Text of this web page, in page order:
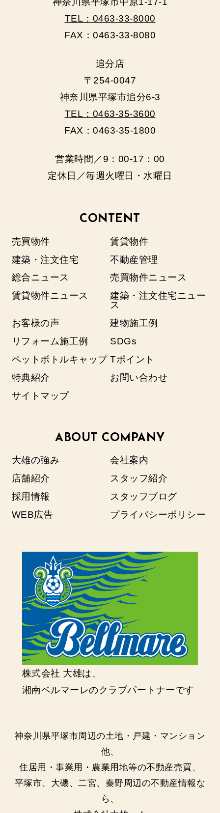
TEL：0463-33-8000
FAX：0463-33-8080
追分店
〒254-0047
神奈川県平塚市追分6-3
TEL：0463-35-3600
FAX：0463-35-1800
営業時間／9：00‐17：00
定休日／毎週火曜日・水曜日
CONTENT
売買物件
賃貸物件
建築・注文住宅
不動産管理
総合ニュース
売買物件ニュース
賃貸物件ニュース
建築・注文住宅ニュー
ス
お客様の声
建物施工例
リフォーム施工例
SDGs
ペットボトルキャップ Tポイント
特典紹介
お問い合わせ
サイトマップ
ABOUT COMPANY
大雄の強み
会社案内
店舗紹介
スタッフ紹介
採用情報
スタッフブログ
WEB広告
プライバシーポリシー
株式会社 大雄は、
湘南ベルマーレのクラブパートナーです
神奈川県平塚市周辺の土地・戸建・マンション
他、
住居用・事業用・農業用地等の不動産売買、
平塚市、大磯、二宮、秦野周辺の不動産情報な
ら、